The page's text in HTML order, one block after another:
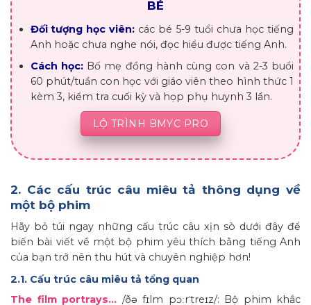
BÉ
Đối tượng học viên: các bé 5-9 tuổi chưa học tiếng
Anh hoặc chưa nghe nói, đọc hiểu được tiếng Anh.
Cách học: Bố mẹ đồng hành cùng con và 2-3 buổi
60 phút/tuần con học với giáo viên theo hình thức 1
kèm 3, kiểm tra cuối kỳ và họp phụ huynh 3 lần.
LỘ TRÌNH BMYC PRO
2. Các cấu trúc câu miêu tả thông dụng về
một bộ phim
Hãy bỏ túi ngay những cấu trúc câu xịn sò dưới đây để
biến bài viết về một bộ phim yêu thích bằng tiếng Anh
của bạn trở nên thu hút và chuyên nghiệp hơn!
2.1. Cấu trúc câu miêu tả tổng quan
The film portrays… /ðə fɪlm pɔːrˈtreɪz/: Bộ phim khắc